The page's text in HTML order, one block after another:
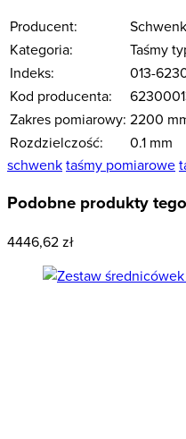
Producent:
Schwenk
Kategoria:
Taśmy
Indeks:
013-
Kod producenta:
Zakres pomiarowy: 2200
Rozdzielczość:
0.1 mm
schwenktaśmy pomiarowe
Podobne produkty
4446,62 zł